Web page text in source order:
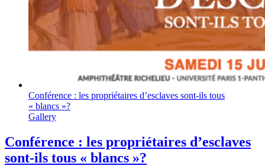
Conférence : les propriétaires d’esclaves sont-ils tous
« blancs »?
Gallery
Conférence : les propriétaires d’esclaves
sont-ils tous « blancs »?